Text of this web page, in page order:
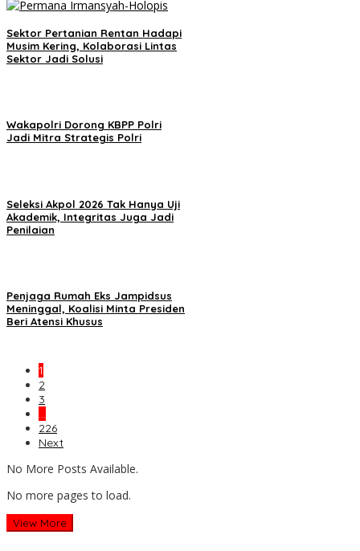
Sektor Pertanian Rentan Hadapi
Musim Kering, Kolaborasi Lintas
Sektor Jadi Solusi
Wakapolri Dorong KBPP Polri
Jadi Mitra Strategis Polri
Seleksi Akpol 2026 Tak Hanya Uji
Akademik, Integritas Juga Jadi
Penilaian
Penjaga Rumah Eks Jampidsus
Meninggal, Koalisi Minta Presiden
Beri Atensi Khusus
1
2
3
…
226
Next
No More Posts Available.
No more pages to load.
View More